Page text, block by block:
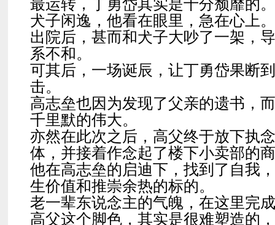
最运转，丁勇岱其实是十分颓靡的。
犬子闲逸，他看在眼里，急在心上。
出院后，甚而和犬子大吵了一架，
系不和。
可其后，一场诞辰，让丁勇岱果断
击。
高志垒也因为发现了父亲的遗书，
千里默的伟大。
亦然在此次之后，高父终于放下执
体，并接着作念起了楼下小卖部的
他在高志垒的启迪下，找到了自我
生价值和推崇余热的标的。
老一辈东说念主的气魄，在这里完
高父这个脚色，其实是很难塑造的